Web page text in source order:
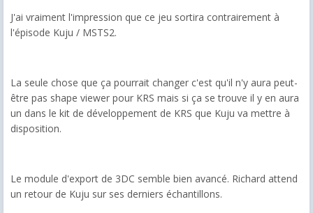
J'ai vraiment l'impression que ce jeu sortira contrairement à
l'épisode Kuju / MSTS2.
La seule chose que ça pourrait changer c'est qu'il n'y aura peut-
être pas shape viewer pour KRS mais si ça se trouve il y en aura
un dans le kit de développement de KRS que Kuju va mettre à
disposition.
Le module d'export de 3DC semble bien avancé. Richard attend
un retour de Kuju sur ses derniers échantillons.